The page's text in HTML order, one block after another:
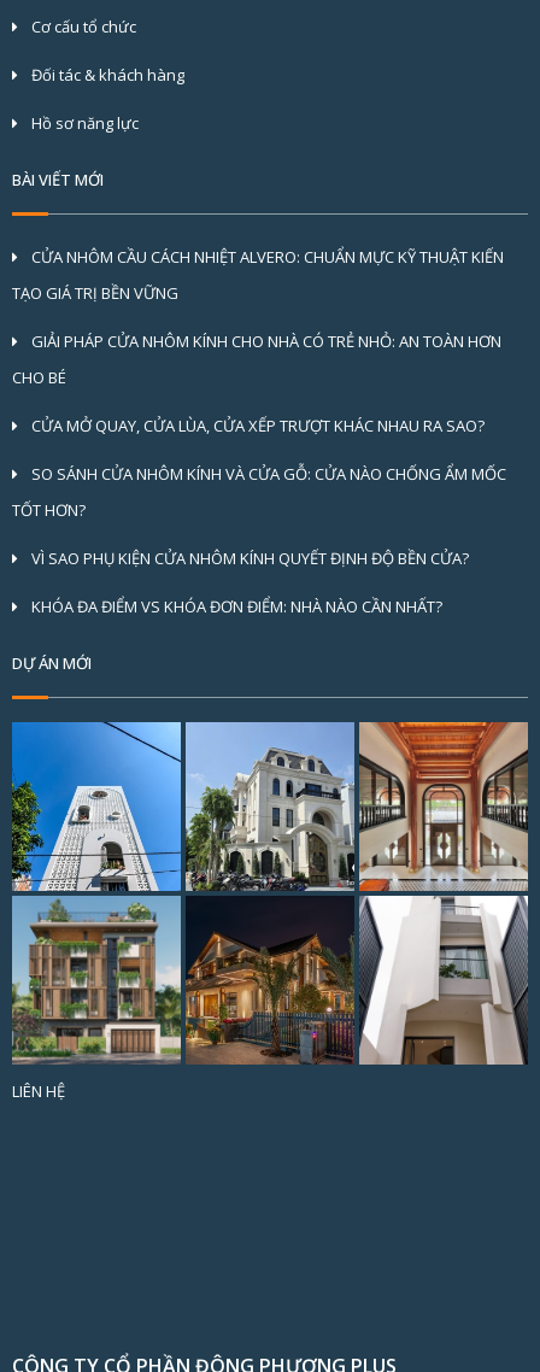
Cơ cấu tổ chức
Đối tác & khách hàng
Hồ sơ năng lực
BÀI VIẾT MỚI
CỬA NHÔM CẦU CÁCH NHIỆT ALVERO: CHUẨN MỰC KỸ THUẬT KIẾN
TẠO GIÁ TRỊ BỀN VỮNG
GIẢI PHÁP CỬA NHÔM KÍNH CHO NHÀ CÓ TRẺ NHỎ: AN TOÀN HƠN
CHO BÉ
CỬA MỞ QUAY, CỬA LÙA, CỬA XẾP TRƯỢT KHÁC NHAU RA SAO?
SO SÁNH CỬA NHÔM KÍNH VÀ CỬA GỖ: CỬA NÀO CHỐNG ẨM MỐC
TỐT HƠN?
VÌ SAO PHỤ KIỆN CỬA NHÔM KÍNH QUYẾT ĐỊNH ĐỘ BỀN CỬA?
KHÓA ĐA ĐIỂM VS KHÓA ĐƠN ĐIỂM: NHÀ NÀO CẦN NHẤT?
DỰ ÁN MỚI
LIÊN HỆ
CÔNG TY CỔ PHẦN ĐÔNG PHƯƠNG PLUS